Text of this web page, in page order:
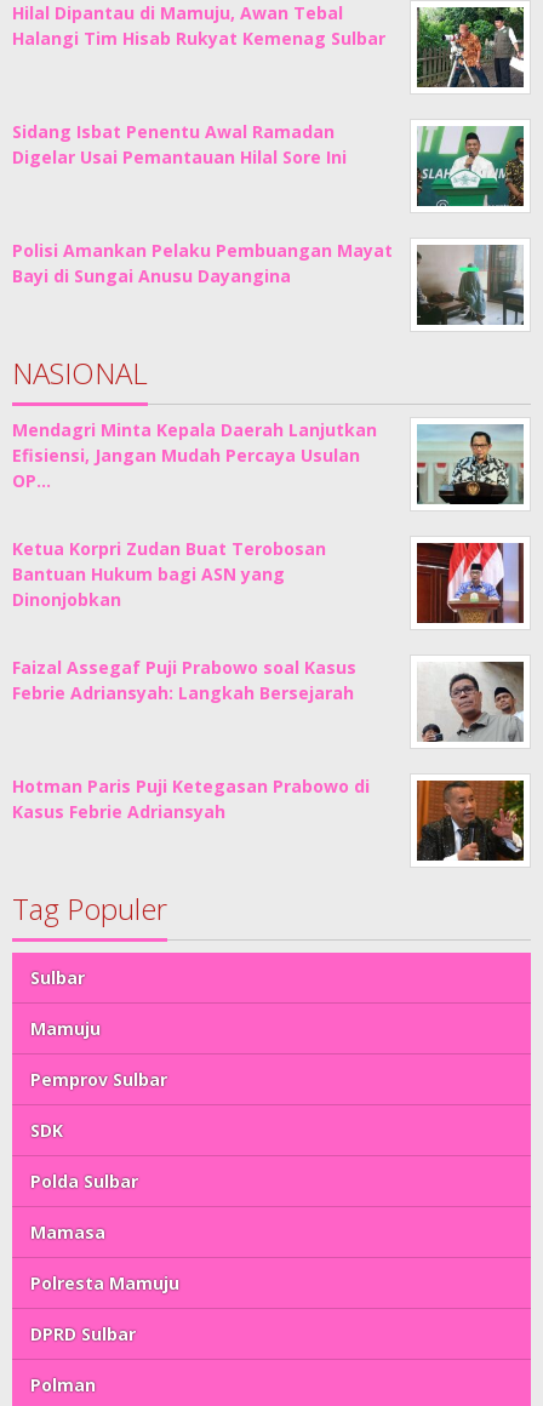
Hilal Dipantau di Mamuju, Awan Tebal
Halangi Tim Hisab Rukyat Kemenag Sulbar
Sidang Isbat Penentu Awal Ramadan
Digelar Usai Pemantauan Hilal Sore Ini
Polisi Amankan Pelaku Pembuangan Mayat
Bayi di Sungai Anusu Dayangina
NASIONAL
Mendagri Minta Kepala Daerah Lanjutkan
Efisiensi, Jangan Mudah Percaya Usulan
OP…
Ketua Korpri Zudan Buat Terobosan
Bantuan Hukum bagi ASN yang
Dinonjobkan
Faizal Assegaf Puji Prabowo soal Kasus
Febrie Adriansyah: Langkah Bersejarah
Hotman Paris Puji Ketegasan Prabowo di
Kasus Febrie Adriansyah
Tag Populer
Sulbar
Mamuju
Pemprov Sulbar
SDK
Polda Sulbar
Mamasa
Polresta Mamuju
DPRD Sulbar
Polman